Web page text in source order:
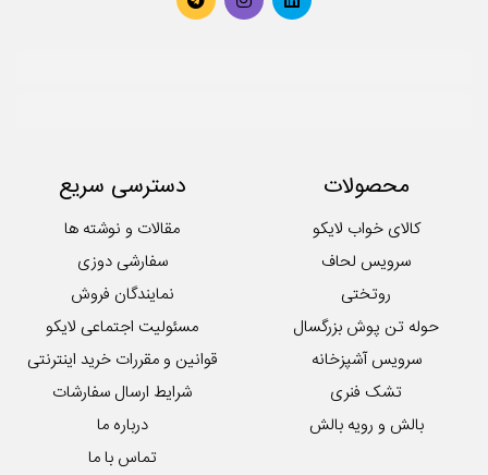
محصولات
کالای خواب لایکو
سرویس لحاف
روتختی
حوله تن پوش بزرگسال
سرویس آشپزخانه
تشک فنری
بالش و رویه بالش
دسترسی سریع
مقالات و نوشته ها
سفارشی دوزی
نمایندگان فروش
مسئولیت اجتماعی لایکو
قوانین و مقررات خرید اینترنتی
شرایط ارسال سفارشات
درباره ما
تماس با ما